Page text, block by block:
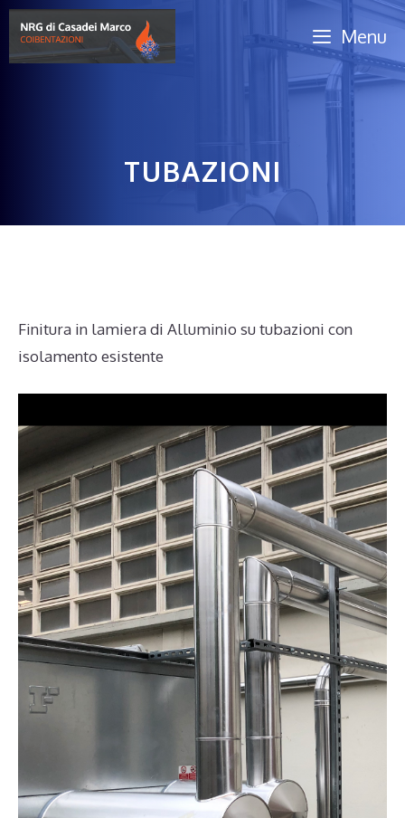
Vai
contenuto
Menu
TUBAZIONI
Finitura in lamiera di Alluminio su tubazioni con
isolamento esistente